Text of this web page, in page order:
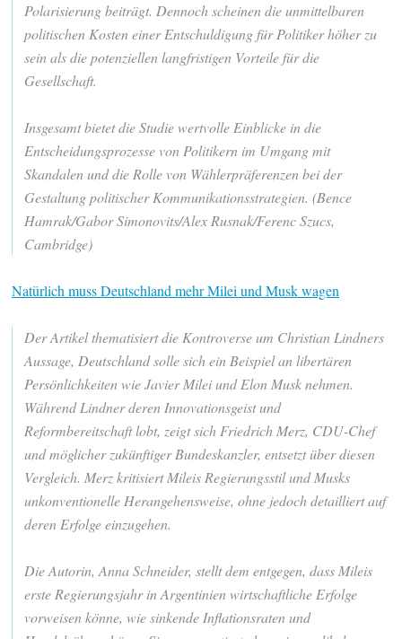
Polarisierung beiträgt. Dennoch scheinen die unmittelbaren
politischen Kosten einer Entschuldigung für Politiker höher zu
sein als die potenziellen langfristigen Vorteile für die
Gesellschaft.
Insgesamt bietet die Studie wertvolle Einblicke in die
Entscheidungsprozesse von Politikern im Umgang mit
Skandalen und die Rolle von Wählerpräferenzen bei der
Gestaltung politischer Kommunikationsstrategien. (Bence
Hamrak/Gabor Simonovits/Alex Rusnak/Ferenc Szucs,
Cambridge)
Natürlich muss Deutschland mehr Milei und Musk wagen
Der Artikel thematisiert die Kontroverse um Christian Lindners
Aussage, Deutschland solle sich ein Beispiel an libertären
Persönlichkeiten wie Javier Milei und Elon Musk nehmen.
Während Lindner deren Innovationsgeist und
Reformbereitschaft lobt, zeigt sich Friedrich Merz, CDU-Chef
und möglicher zukünftiger Bundeskanzler, entsetzt über diesen
Vergleich. Merz kritisiert Mileis Regierungsstil und Musks
unkonventionelle Herangehensweise, ohne jedoch detailliert auf
deren Erfolge einzugehen.
Die Autorin, Anna Schneider, stellt dem entgegen, dass Mileis
erste Regierungsjahr in Argentinien wirtschaftliche Erfolge
vorweisen könne, wie sinkende Inflationsraten und